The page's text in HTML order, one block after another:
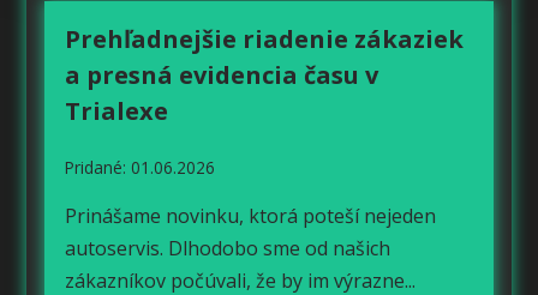
Prehľadnejšie riadenie zákaziek
a presná evidencia času v
Trialexe
Pridané: 01.06.2026
Prinášame novinku, ktorá poteší nejeden
autoservis. Dlhodobo sme od našich
zákazníkov počúvali, že by im výrazne...